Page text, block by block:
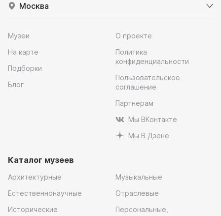
Москва
Музеи
На карте
Подборки
Блог
О проекте
Политика
конфиденциальности
Пользовательское
соглашение
Партнерам
Мы ВКонтакте
Мы В Дзене
Каталог музеев
Архитектурные
Естественнонаучные
Исторические
Музыкальные
Отраслевые
Персональные,